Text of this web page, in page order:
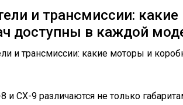
и трансмиссии:
доступны в каждой
и CX-9 различаются не только